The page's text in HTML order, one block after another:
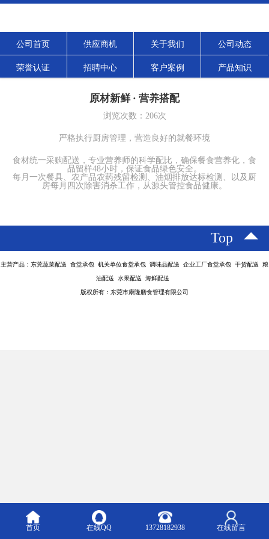
公司首页 供应商机 关于我们 公司动态
荣誉认证 招聘中心 客户案例 产品知识
原材新鲜 · 营养搭配
浏览次数： 206次
严格执行厨房管理，营造良好的就餐环境
食材统一采购配送，专业营养师的科学配比，确保餐食营养化，食
品留样48小时，保证食品绿色安全。
每月一次餐具、农产品农药残留检测、油烟排放达标检测、以及厨
房每月四次除害消杀工作，从源头管控食品健康。
Top
主营产品：东莞蔬菜配送 食堂承包 机关单位食堂承包 调味品配送 企业工厂食堂承包 干货配送 粮
油配送 水果配送 海鲜配送
版权所有：东莞市康隆膳食管理有限公司
首页 在线QQ 13728182938 在线留言